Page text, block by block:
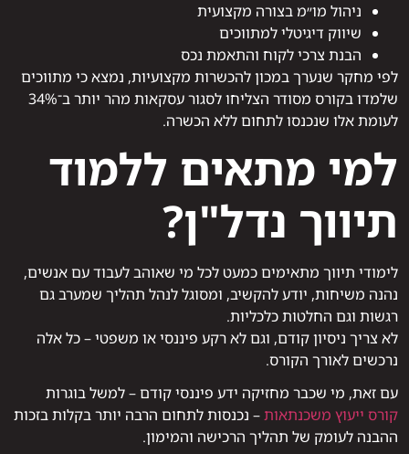
ניהול מו״מ בצורה מקצועית
שיווק דיגיטלי למתווכים
הבנת צרכי לקוח והתאמת נכס
לפי מחקר שנערך במכון להכשרות מקצועיות, נמצא כי מתווכים
שלמדו בקורס מסודר הצליחו לסגור עסקאות מהר יותר ב־34%
לעומת אלו שנכנסו לתחום ללא הכשרה.
למי מתאים ללמוד
תיווך נדל"ן?
לימודי תיווך מתאימים כמעט לכל מי שאוהב לעבוד עם אנשים,
נהנה משיחות, יודע להקשיב, ומסוגל לנהל תהליך שמערב גם
רגשות וגם החלטות כלכליות.
לא צריך ניסיון קודם, וגם לא רקע פיננסי או משפטי – כל אלה
נרכשים לאורך הקורס.
עם זאת, מי שכבר מחזיקה ידע פיננסי קודם – למשל בוגרות
קורס ייעוץ משכנתאות– נכנסות לתחום הרבה יותר בקלות בזכות
ההבנה לעומק של תהליך הרכישה והמימון.